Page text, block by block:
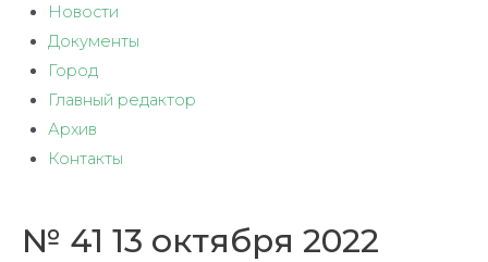
Новости
Документы
Город
Главный редактор
Архив
Контакты
№ 41 13 октября 2022